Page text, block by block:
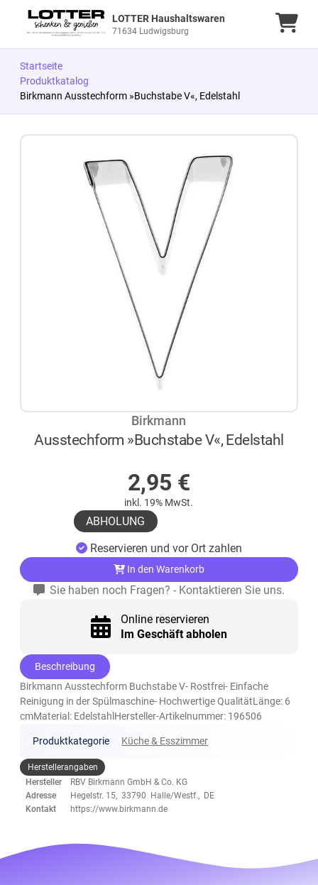
LOTTER Haushaltswaren
71634 Ludwigsburg
Startseite
Produktkatalog
Birkmann Ausstechform »Buchstabe V«, Edelstahl
Birkmann
Ausstechform »Buchstabe V«, Edelstahl
2,95 €
inkl. 19% MwSt.
ABHOLUNG
Reservieren und vor Ort zahlen
In den Warenkorb
Sie haben noch Fragen? - Kontaktieren Sie uns.
Online reservieren
Im Geschäft abholen
Beschreibung
Birkmann Ausstechform Buchstabe V- Rostfrei- Einfache
Reinigung in der Spülmaschine- Hochwertige QualitätLänge: 6
cmMaterial: EdelstahlHersteller-Artikelnummer: 196506
Produktkategorie Küche & Esszimmer
Herstellerangaben
Hersteller
RBV Birkmann GmbH & Co. KG
Adresse
Hegelstr. 15, 33790 Halle/Westf., DE
Kontakt
https://www.birkmann.de